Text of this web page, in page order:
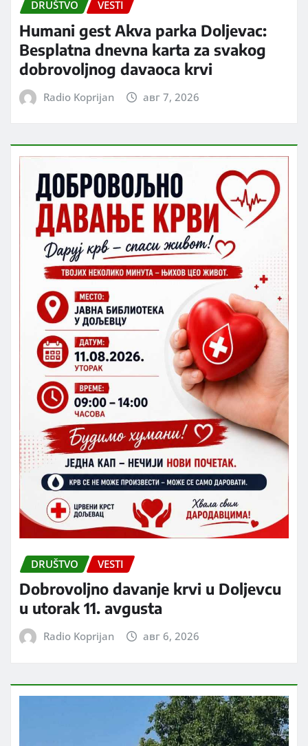
DRUŠTVO VESTI
Humani gest Akva parka Doljevac:
Besplatna dnevna karta za svakog
dobrovoljnog davaoca krvi
Radio Koprijan авг 7, 2026
DRUŠTVO VESTI
Dobrovoljno davanje krvi u Doljevcu
u utorak 11. avgusta
Radio Koprijan авг 6, 2026